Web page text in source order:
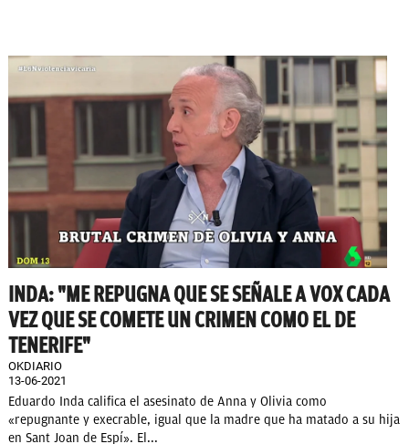
INDA: "ME REPUGNA QUE SE SEÑALE A VOX CADA
VEZ QUE SE COMETE UN CRIMEN COMO EL DE
TENERIFE"
OKDIARIO
13-06-2021
Eduardo Inda califica el asesinato de Anna y Olivia como
«repugnante y execrable, igual que la madre que ha matado a su hija
en Sant Joan de Espí». El...